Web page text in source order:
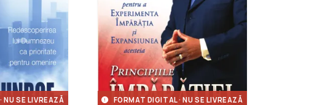
NU SE LIVREAZĂ
FORMAT DIGITAL · NU SE LIVREAZĂ